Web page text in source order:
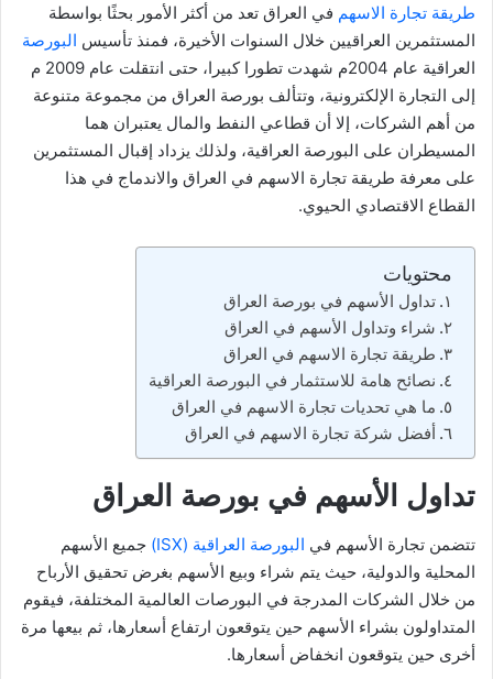
طريقة تجارة الاسهم في العراق تعد من أكثر الأمور بحثًا بواسطة
المستثمرين العراقيين خلال السنوات الأخيرة، فمنذ تأسيس البورصة
العراقية عام 2004م شهدت تطورا كبيرا، حتى انتقلت عام 2009 م
إلى التجارة الإلكترونية، وتتألف بورصة العراق من مجموعة متنوعة
من أهم الشركات، إلا أن قطاعي النفط والمال يعتبران هما
المسيطران على البورصة العراقية، ولذلك يزداد إقبال المستثمرين
على معرفة طريقة تجارة الاسهم في العراق والاندماج في هذا
القطاع الاقتصادي الحيوي.
محتويات
تداول الأسهم في بورصة العراق
شراء وتداول الأسهم في العراق
طريقة تجارة الاسهم في العراق
نصائح هامة للاستثمار في البورصة العراقية
ما هي تحديات تجارة الاسهم في العراق
أفضل شركة تجارة الاسهم في العراق
تداول الأسهم في بورصة العراق
تتضمن تجارة الأسهم في البورصة العراقية (ISX)
جميع الأسهم
المحلية والدولية، حيث يتم شراء وبيع الأسهم بغرض تحقيق الأرباح
من خلال الشركات المدرجة في البورصات العالمية المختلفة، فيقوم
المتداولون بشراء الأسهم حين يتوقعون ارتفاع أسعارها، ثم بيعها مرة
أخرى حين يتوقعون انخفاض أسعارها.